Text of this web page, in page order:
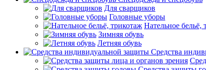
Для сварщиков
Головные уборы
Нательное бельё,
Зимняя обувь
Летняя обувь
Средства